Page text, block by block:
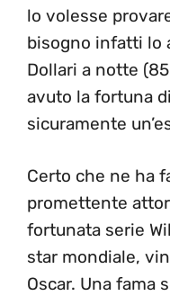
lo volesse
bisogno infatti lo
Dollari a notte
avuto la fortuna
sicuramente
Certo che ne ha
promettente
fortunata serie
star mondiale,
Oscar. Una fama